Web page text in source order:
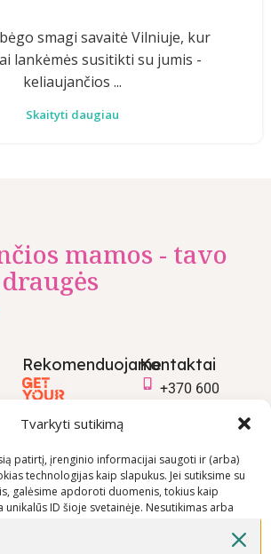
Tvarkyti sutikimą
patirtį, įrenginio informacijai saugoti ir (arba)
technologijas kaip slapukus. Jei sutiksime su
galėsime apdoroti duomenis, tokius kaip
unikalūs ID šioje svetainėje. Nesutikimas arba
smagi savaitė Vilniuje, kur
lankėmės susitikti su jumis -
keliaujančios ...
Skaityti daugiau
mamos - tavo
RekomenduojameKontaktai
+370 600